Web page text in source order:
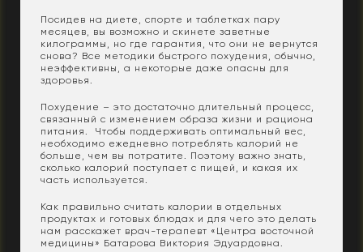
Посидев на диете, спорте и таблетках пару
месяцев, вы возможно и скинете заветные
килограммы, но где гарантия, что они не вернутся
снова? Все методики быстрого похудения, обычно,
неэффективны, а некоторые даже опасны для
здоровья.
Похудение – это достаточно длительный процесс,
связанный с изменением образа жизни и рациона
питания. Чтобы поддерживать оптимальный вес,
необходимо ежедневно потреблять калорий не
больше, чем вы потратите. Поэтому важно знать,
сколько калорий поступает с пищей, и какая их
часть используется.
Как правильно считать калории в отдельных
продуктах и готовых блюдах и для чего это делать
нам расскажет врач-терапевт «Центра восточной
медицины» Батарова Виктория Эдуардовна.